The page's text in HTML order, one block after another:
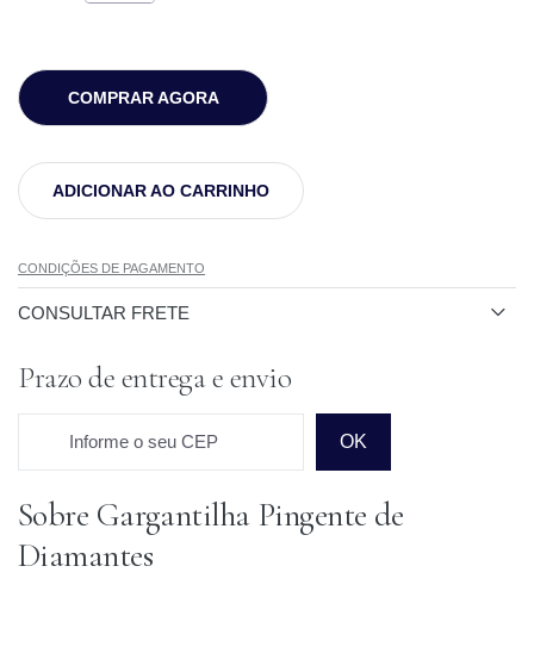
COMPRAR AGORA
ADICIONAR AO CARRINHO
CONDIÇÕES DE PAGAMENTO
CONSULTAR FRETE
Prazo de entrega e envio
Informe o seu CEP OK
Prazo para o CEP
Sobre Gargantilha Pingente de
Diamantes